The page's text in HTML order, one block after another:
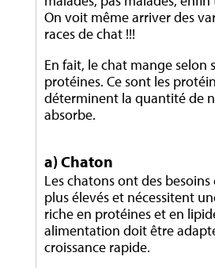
On voit même arriver des
races de chat !!!
En fait, le chat mange selon
protéines. Ce sont les
déterminent la quantité de
absorbe.
a) Chaton
Les chatons ont des
plus élevés et nécessitent
riche en protéines et en
alimentation doit être
croissance rapide.